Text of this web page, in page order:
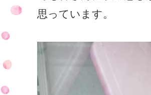
思っています。